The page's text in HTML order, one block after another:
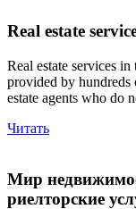
Real estate
Real estate services
provided by hundreds
estate agents who do
Читать
Мир
риелторские